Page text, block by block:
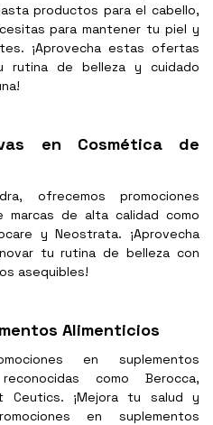
productos para el cabello,
para mantener tu piel y
¡Aprovecha estas ofertas
rutina de belleza y cuidado
en Cosmética de
ofrecemos promociones
marcas de alta calidad como
y Neostrata. ¡Aprovecha
tu rutina de belleza con
asequibles!
Alimenticios
en suplementos
como Berocca,
Ceutics. ¡Mejora tu salud y
en suplementos